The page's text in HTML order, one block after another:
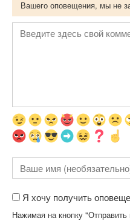
Вашего оповещения, мы не
Я хочу получить
Нажимая на кнопку